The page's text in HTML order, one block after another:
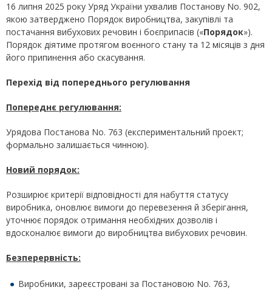
16 липня 2025 року Уряд України ухвалив Постанову No. 902,
якою затверджено Порядок виробництва, закупівлі та
постачання вибухових речовин і боєприпасів («Порядок»).
Порядок діятиме протягом воєнного стану та 12 місяців з дня
його припинення або скасування.
Перехід від попереднього регулювання
Попереднє регулювання:
Урядова Постанова No. 763 (експериментальний проект;
формально залишається чинною).
Новий порядок:
Розширює критерії відповідності для набуття статусу
виробника, оновлює вимоги до перевезення й зберігання,
уточнює порядок отримання необхідних дозволів і
вдосконалює вимоги до виробництва вибухових речовин.
Безперервність:
Виробники, зареєстровані за Постановою No. 763,